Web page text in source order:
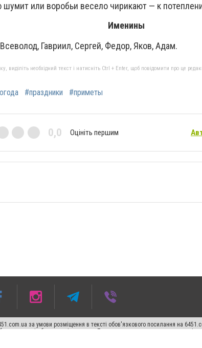
шумит или воробьи весело чирикают — к
Именины
Гавриил, Сергей, Федор, Яков, Адам.
виділіть необхідний текст і натисніть Ctrl + Enter, щоб повідомити про це
#праздники #приметы
0,0 Оцініть першим
за умови розміщення в тексті обов'язкового посилання на
в тексті або в якості джерела. Порушення виняткових прав